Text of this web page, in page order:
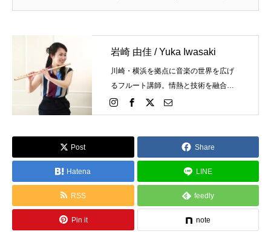
で快適に演奏する方法を知りたくは
な問題を解決に導くガイドになりま
す。迷ったら是非一度読んでみてく
岩崎 由佳 / Yuka Iwasaki
川崎・横浜を拠点に音楽の世界を広げ
るフルート講師。情熱と技術を融合
し、個々の才能を最大限に引き出しま
す。あなたの演奏が輝く瞬間を、今か
Post Share
Hatena LINE
RSS feedly
Pin it note